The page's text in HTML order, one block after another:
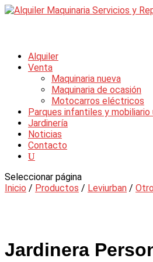
Alquiler
Venta
Maquinaria nueva
Maquinaria de ocasión
Motocarros eléctricos
Parques infantiles y mobiliario
Jardinería
Noticias
Contacto
Seleccionar página
Inicio / Productos / Leviurban /
Jardinera